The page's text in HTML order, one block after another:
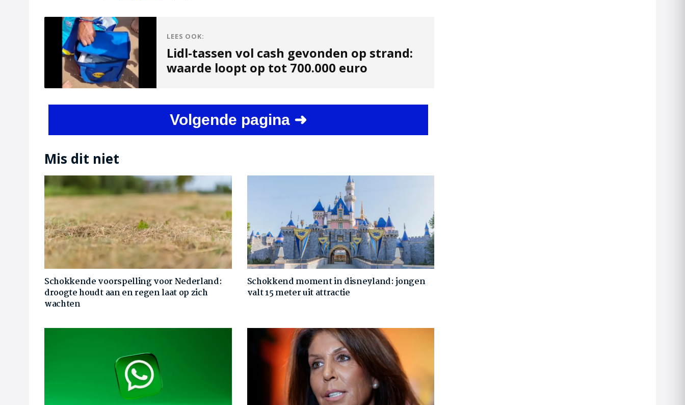
LEES OOK:
Lidl-tassen vol cash gevonden op strand:
waarde loopt op tot 700.000 euro
Volgende pagina ➜
Mis dit niet
Schokkende voorspelling voor Nederland:
droogte houdt aan en regen laat op zich
wachten
Schokkend moment in disneyland: jongen
valt 15 meter uit attractie